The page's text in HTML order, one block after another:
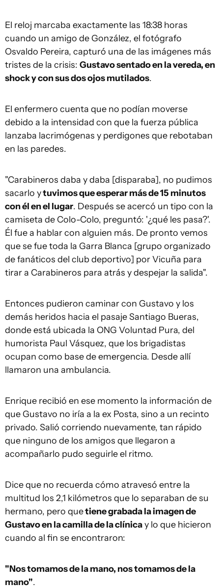
El reloj marcaba exactamente las 18:38 horas
cuando un amigo de González, el fotógrafo
Osvaldo Pereira, capturó una de las imágenes más
tristes de la crisis: Gustavo sentado en la vereda, en
shock y con sus dos ojos mutilados.
El enfermero cuenta que no podían moverse
debido a la intensidad con que la fuerza pública
lanzaba lacrimógenas y perdigones que rebotaban
en las paredes.
"Carabineros daba y daba [disparaba], no pudimos
sacarlo ytuvimos que esperar más de 15 minutos
con él en el lugar. Después se acercó un tipo con la
camiseta de Colo-Colo, preguntó: '¿qué les pasa?'.
Él fue a hablar con alguien más. De pronto vemos
que se fue toda la Garra Blanca [grupo organizado
de fanáticos del club deportivo] por Vicuña para
tirar a Carabineros para atrás y despejar la salida".
Entonces pudieron caminar con Gustavo y los
demás heridos hacia el pasaje Santiago Bueras,
donde está ubicada la ONG Voluntad Pura, del
humorista Paul Vásquez, que los brigadistas
ocupan como base de emergencia. Desde allí
llamaron una ambulancia.
Enrique recibió en ese momento la información de
que Gustavo no iría a la ex Posta, sino a un recinto
privado. Salió corriendo nuevamente, tan rápido
que ninguno de los amigos que llegaron a
acompañarlo pudo seguirle el ritmo.
Dice que no recuerda cómo atravesó entre la
multitud los 2,1 kilómetros que lo separaban de su
hermano, pero quetiene grabada la imagen de
Gustavo en la camilla de la clínicay lo que hicieron
cuando al fin se encontraron:
"Nos tomamos de la mano, nos tomamos de la
mano".